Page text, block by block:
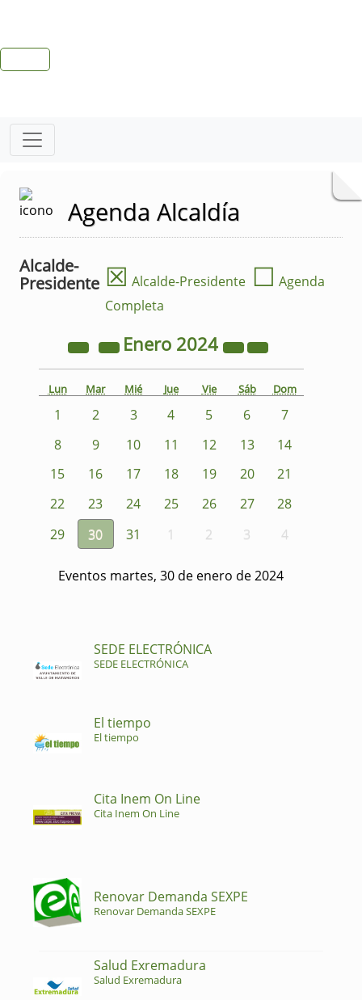
Agenda Alcaldía
Alcalde-
Presidente ☒ Alcalde-Presidente ☐ Agenda
Completa
Enero 2024
Lun Mar Mié Jue Vie Sáb Dom
1 2 3 4 5 6
7
8
9 10 11 12 13
14
15
16 17 18 19 20
21
22
23 24 25 26 27
28
29
30 31 1 2 3 4
Eventos martes, 30 de enero de 2024
SEDE ELECTRÓNICA
SEDE ELECTRÓNICA
El tiempo
El tiempo
Cita Inem On Line
Cita Inem On Line
Renovar Demanda SEXPE
Renovar Demanda SEXPE
Salud Exremadura
Salud Exremadura